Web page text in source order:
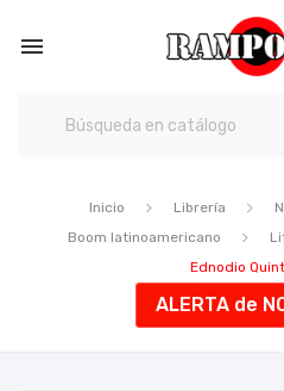

Inicio Librería
Boom latinoamericano
Ednodio
ALERTA de